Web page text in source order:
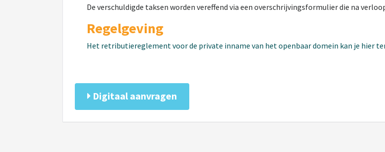
De verschuldigde taksen worden vereffend via een overschrijvingsformulier die na
Regelgeving
Het retributiereglement voor de private inname van het openbaar domein kan je hier
Digitaal aanvragen